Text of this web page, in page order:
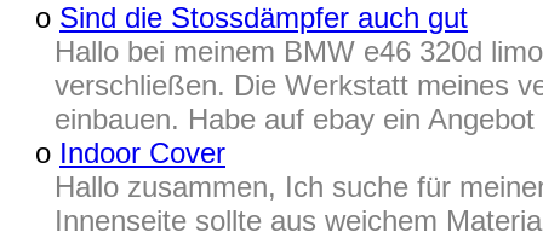
o Sind die Stossdämpfer auch gut
Hallo bei meinem BMW e46 320d
verschließen. Die Werkstatt meines
einbauen. Habe auf ebay ein
o Indoor Cover
Hallo zusammen, Ich suche für
Innenseite sollte aus weichem